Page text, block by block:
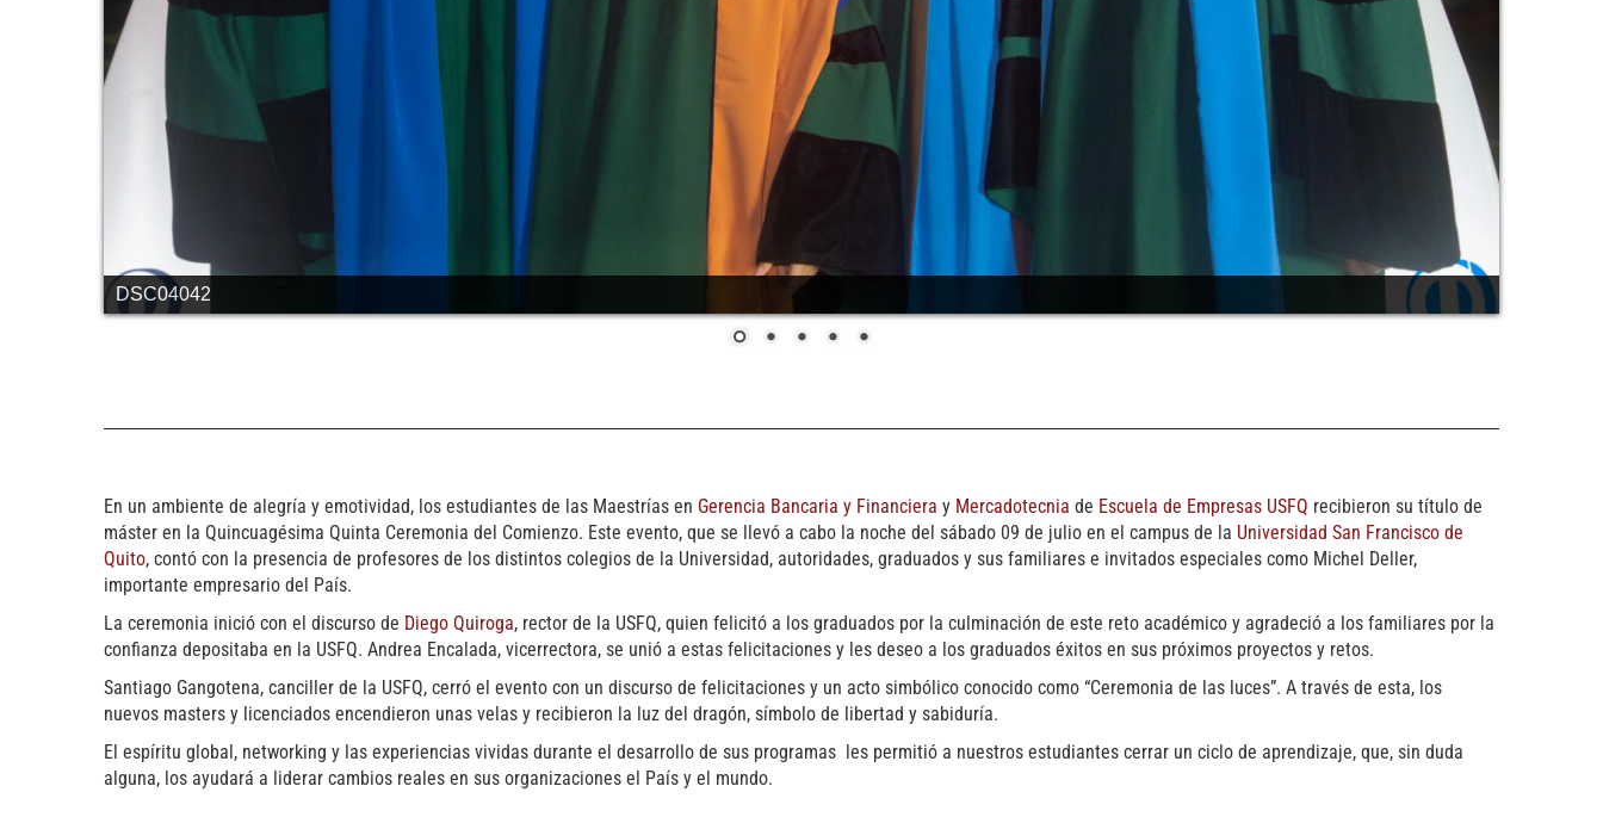
DSC04042
En un ambiente de alegría y emotividad, los estudiantes de las Maestrías en Gerencia Bancaria y Financiera y Mercadotecnia de Escuela de Empresas USFQ recibieron su título de
máster en la Quincuagésima Quinta Ceremonia del Comienzo. Este evento, que se llevó a cabo la noche del sábado 09 de julio en el campus de la Universidad San Francisco de
Quito, contó con la presencia de profesores de los distintos colegios de la Universidad, autoridades, graduados y sus familiares e invitados especiales como Michel Deller,
importante empresario del País.
La ceremonia inició con el discurso de Diego Quiroga, rector de la USFQ, quien felicitó a los graduados por la culminación de este reto académico y agradeció a los familiares por la
confianza depositaba en la USFQ. Andrea Encalada, vicerrectora, se unió a estas felicitaciones y les deseo a los graduados éxitos en sus próximos proyectos y retos.
Santiago Gangotena, canciller de la USFQ, cerró el evento con un discurso de felicitaciones y un acto simbólico conocido como “Ceremonia de las luces”. A través de esta, los
nuevos masters y licenciados encendieron unas velas y recibieron la luz del dragón, símbolo de libertad y sabiduría.
El espíritu global, networking y las experiencias vividas durante el desarrollo de sus programas les permitió a nuestros estudiantes cerrar un ciclo de aprendizaje, que, sin duda
alguna, los ayudará a liderar cambios reales en sus organizaciones el País y el mundo.